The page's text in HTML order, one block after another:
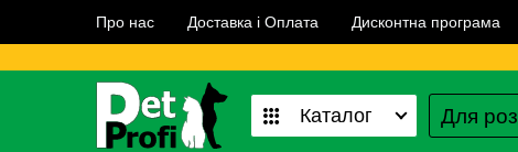
Про нас Доставка і Оплата Дисконтна програма
Каталог Для